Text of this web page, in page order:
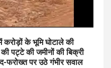
करोड़ों के भूमि घोटाले की
पट्टे की जमीनों की बिक्री
फरोख्त पर उठे गंभीर सवाल